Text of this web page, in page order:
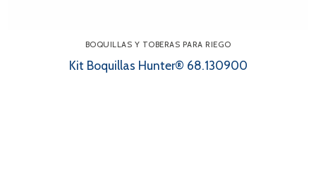
BOQUILLAS Y TOBERAS PARA RIEGO
Kit Boquillas Hunter® 68.130900